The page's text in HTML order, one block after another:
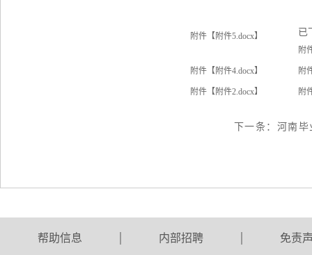
附件【 附件5.docx】 已
附
附件【 附件4.docx】 附
附件【 附件2.docx】 附
下一条： 河南毕
帮助信息 内部招聘 免责